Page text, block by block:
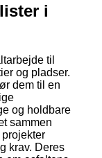
i
til
og pladser.
dem til en
og holdbare
sammen
projekter
krav. Deres